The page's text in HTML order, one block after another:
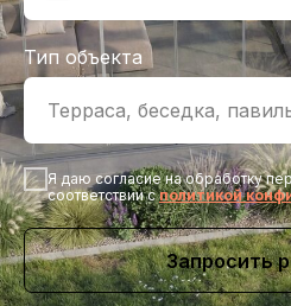
Тип объекта
Я даю согласие на обработку
соответствии сполитикой
Запросить